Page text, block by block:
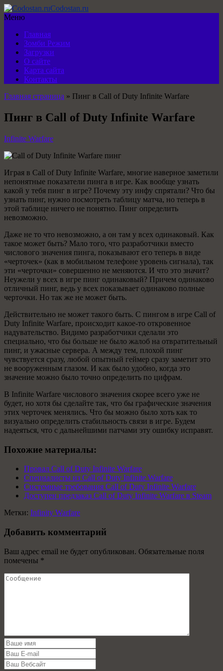
Codostan.ru
Меню
Главная
Зомби Режим
Загрузки
О сайте
Карта сайта
Контакты
Главная страница » Пинг в Call of Duty Infinite Warfare
Пинг в Call of Duty Infinite Warfare
Infinite Warfare
Играя в Call of Duty Infinite Warfare, многие наверное заметили
непонятные показатели пинга в игре. Как вообще узнать
какой у тебя пинг в игре? Почему эту инфу спрятали? Что бы
узнать пинг, нужно посмотреть таблицу матча, но теперь в
этой таблице ничего не понятно. Пинг определить
невозможно.
Даже не то что невозможно, а он там у всех одинаковый. Как
такое может быть? Мало того, что разработчики вместо
числового значения пинга, показывают его теперь в виде
«черточек» (как в мобильном телефоне уровень сигнала), так
эти «черточки» совершенно не меняются. И что это значит?
Неужели у всех в игре пинг одинаковый? Причем одинаково
отличный пинг, ведь у всех показывает одинаково полные
черточки. Но так же не может быть.
Действительно не может такого быть. С пингом в игре Call of
Duty Infinite Warfare, происходит какое-то откровенное
надувательство. Видимо разработчики сделали это
специально, что бы больше не было жалоб на отвратительный
пинг, и ужасные сервера. А между тем, плохой пинг
чувствуется сразу, любой опытный геймер сразу заметит это
не вооруженным глазом. И как было удобно, когда это
значение можно было точно определить по цифрам.
В Infinite Warfare числового значения скорее всего уже не
будет, но хотя бы сделайте так, что бы графические значения
этих черточек менялись. Что бы можно было хоть как то
визуально определить стабильность связи в игре. Будем
надеяться, что с дальнейшими патчами эту ошибку исправят.
Похожие материалы:
Провал Сall of Duty Infinite Warfare
Специалисты из Call of Duty Infinite Warfare
Системные требования Call of Duty Infinite Warfare
Доступен предзаказ Call of Duty Infinite Warfare в Steam
Метки: Infinity Warfare
Добавить комментарий
Ваш адрес email не будет опубликован. Обязательные поля
помечены *